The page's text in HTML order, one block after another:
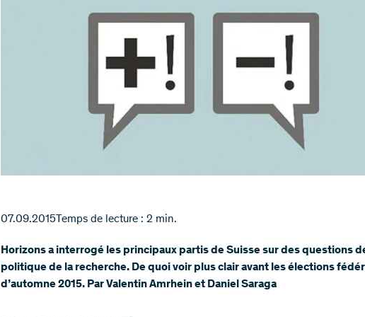
07.09.2015Temps de lecture : 2 min.
Horizons a interrogé les principaux partis de Suisse sur des questions
politique de la recherche. De quoi voir plus clair avant les élections
d’automne 2015. Par Valentin Amrhein et Daniel Saraga